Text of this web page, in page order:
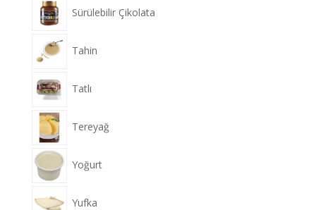
Sürülebilir Çikolata
Tahin
Tatlı
Tereyağ
Yoğurt
Yufka